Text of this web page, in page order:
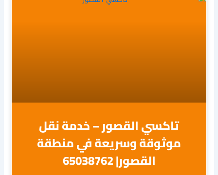
تاكسي القصور – خدمة نقل
موثوقة وسريعة في منطقة
القصور| 65038762